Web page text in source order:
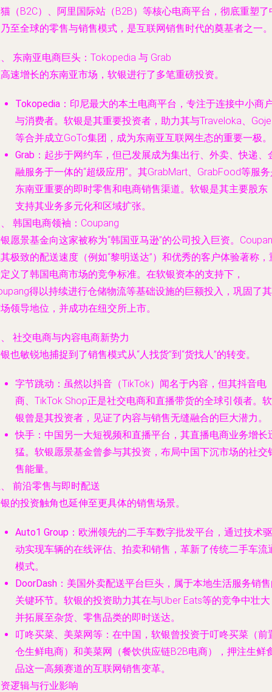
（B2C）、阿里国际站（B2B）等核心电商平台，彻底重塑了
至全球的零售与销售模式，是互联网销售时代的奠基者之一。
东南亚电商巨头：Tokopedia 与 Grab
速增长的东南亚市场，软银进行了多笔重磅投资。
Tokopedia ：印尼最大的本土电商平台，专注于连接中小商
与消费者。软银是其重要投资者，助力其与Traveloka、
等合并成立GoTo集团，成为东南亚互联网生态的重要一极。
Grab ：起步于网约车，但已发展成为集出行、外卖、快递、
融服务于一体的“超级应用”。其GrabMart、GrabFood等服
东南亚重要的即时零售和电商销售渠道。软银是其主要股东
支持其业务多元化和区域扩张。
韩国电商领袖：Coupang
愿景基金向这家被称为“韩国亚马逊”的公司投入巨资。
极致的配送速度（例如“黎明送达”）和优秀的客户体验著称，
义了韩国电商市场的竞争标准。在软银资本的支持下，
得以持续进行仓储物流等基础设施的巨额投入，巩固了其
领导地位，并成功在纽交所上市。
社交电商与内容电商新势力
也敏锐地捕捉到了销售模式从“人找货”到“货找人”的转变。
字节跳动 ：虽然以抖音（TikTok）闻名于内容，但其抖音电
商、TikTok Shop正是社交电商和直播带货的全球引领者。软
银曾是其投资者，见证了内容与销售无缝融合的巨大潜力。
快手 ：中国另一大短视频和直播平台，其直播电商业务增长
猛。软银愿景基金曾参与其投资，布局中国下沉市场的社交
售能量。
前沿零售与即时配送
的投资触角也延伸至更具体的销售场景。
Auto1 Group ：欧洲领先的二手车数字批发平台，通过技术驱
动实现车辆的在线评估、拍卖和销售，革新了传统二手车流
模式。
DoorDash ：美国外卖配送平台巨头，属于本地生活服务销
关键环节。软银的投资助力其在与Uber Eats等的竞争中壮
并拓展至杂货、零售品类的即时送达。
叮咚买菜、美菜网等 ：在中国，软银曾投资于叮咚买菜（前
仓生鲜电商）和美菜网（餐饮供应链B2B电商），押注生鲜
品这一高频赛道的互联网销售变革。
逻辑与行业影响